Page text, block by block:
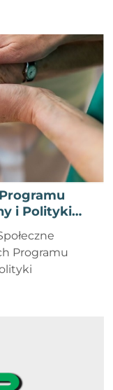
i Polityki
dla
–
Programu